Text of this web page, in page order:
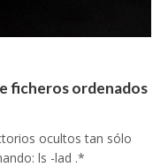
ficheros ordenados
ocultos tan sólo
ls -lad .*